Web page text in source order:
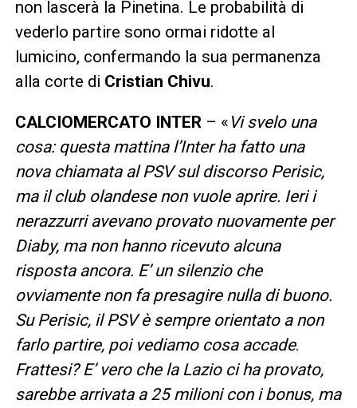
non lascerà la Pinetina. Le probabilità di
vederlo partire sono ormai ridotte al
lumicino, confermando la sua permanenza
alla corte di Cristian Chivu.
CALCIOMERCATO INTER – « Vi svelo una
cosa: questa mattina l’Inter ha fatto una
nova chiamata al PSV sul discorso Perisic,
ma il club olandese non vuole aprire. Ieri i
nerazzurri avevano provato nuovamente per
Diaby, ma non hanno ricevuto alcuna
risposta ancora. E’ un silenzio che
ovviamente non fa presagire nulla di buono.
Su Perisic, il PSV è sempre orientato a non
farlo partire, poi vediamo cosa accade.
Frattesi? E’ vero che la Lazio ci ha provato,
sarebbe arrivata a 25 milioni con i bonus, ma